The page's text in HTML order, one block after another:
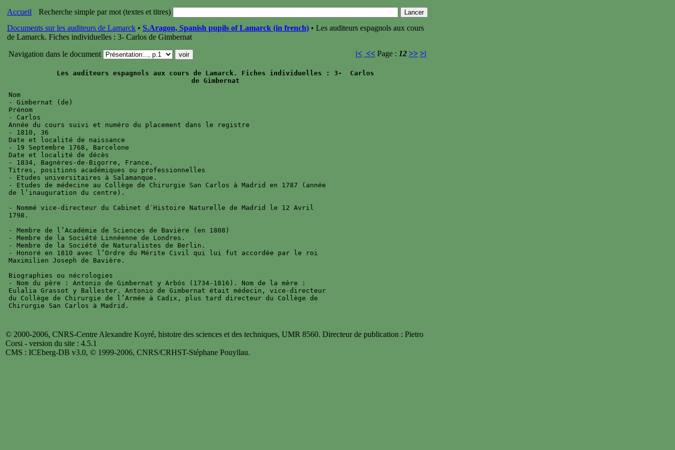
Accueil
Recherche simple par mot (textes et titres)
Documents sur les auditeurs de Lamarck • S.Aragon, Spanish pupils of Lamarck (in french) • Les auditeurs espagnols aux cours
de Lamarck. Fiches individuelles : 3- Carlos de Gimbernat
Navigation dans le document
|< << Page : 12 >> >|
Les auditeurs espagnols aux cours de Lamarck. Fiches individuelles : 3-  Carlos
Nom
- Gimbernat (de)
Prénom
- Carlos
Année du cours suivi et numéro du placement dans le registre
- 1810, 36
Date et localité de naissance
- 19 Septembre 1768, Barcelone
Date et localité de décès
- 1834, Bagnères-de-Bigorre, France.
Titres, positions académiques ou professionnelles
- Etudes universitaires à Salamanque.
- Etudes de médecine au Collège de Chirurgie San Carlos à Madrid en 1787 (année
de l’inauguration du centre).
- Nommé vice-directeur du Cabinet d´Histoire Naturelle de Madrid le 12 Avril
1798.
- Membre de l’Académie de Sciences de Bavière (en 1808)
- Membre de la Société Linnéenne de Londres.
- Membre de la Société de Naturalistes de Berlin.
- Honoré en 1810 avec l’Ordre du Mérite Civil qui lui fut accordée par le roi
Maximilien Joseph de Bavière.
Biographies ou nécrologies
- Nom du père : Antonio de Gimbernat y Arbós (1734-1816). Nom de la mère :
Eulalia Grassot y Ballester. Antonio de Gimbernat était médecin, vice-directeur
du Collège de Chirurgie de l’Armée à Cadix, plus tard directeur du Collège de
© 2000-2006, CNRS-Centre Alexandre Koyré, histoire des sciences et des techniques, UMR 8560. Directeur de publication : Pietro
Corsi - version du site : 4.5.1
CMS : ICEberg-DB v3.0, © 1999-2006, CNRS/CRHST-Stéphane Pouyllau.